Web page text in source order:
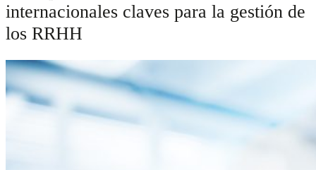
internacionales claves para la gestión de
los RRHH